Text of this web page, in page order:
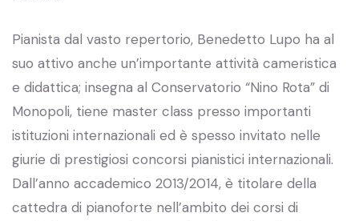
Pianista dal vasto repertorio, Benedetto Lupo ha al
suo attivo anche un’importante attività cameristica
e didattica; insegna al Conservatorio “Nino Rota” di
Monopoli, tiene master class presso importanti
istituzioni internazionali ed è spesso invitato nelle
giurie di prestigiosi concorsi pianistici internazionali.
Dall’anno accademico 2013/2014, è titolare della
cattedra di pianoforte nell’ambito dei corsi di